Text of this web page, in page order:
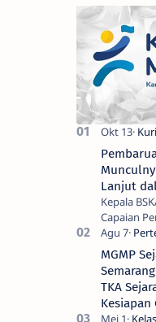
Lanjut
Kepala
Capaian
sesuai
032/H/KR/
MGMP
TKA
Kesiapan